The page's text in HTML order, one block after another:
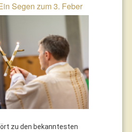
Segen zum 3. Feber
zu den bekanntesten